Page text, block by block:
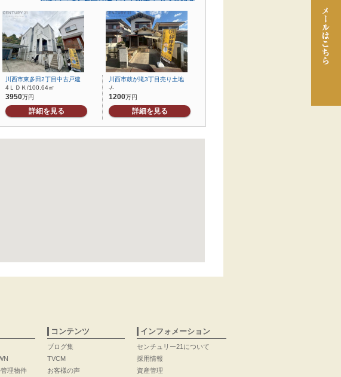
川西市東多田2丁目中古戸建
4ＬＤＫ/100.64㎡
3950万円
詳細を見る
川西市鼓が滝3丁目売り土地
-/-
1200万円
詳細を見る
理物件
コンテンツ
ブログ集
TVCM
お客様の声
インフォメーション
センチュリー21について
採用情報
資産管理